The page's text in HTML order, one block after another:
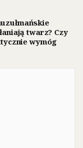
twarz? Czy
wymóg